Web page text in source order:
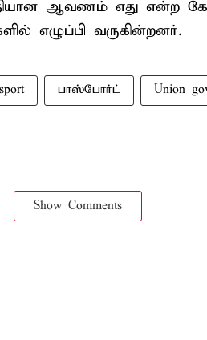
ஆவணம் எது என்ற
எழுப்பி வருகின்றனர்.
பாஸ்போர்ட் Union
Show Comments